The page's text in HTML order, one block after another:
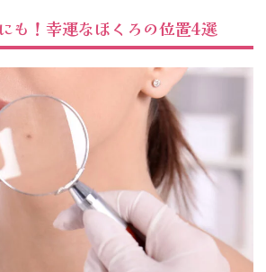
も！幸運なほくろの位置4選